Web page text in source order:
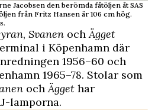
Jacobsen den berömda fåtöljen åt SAS
från Fritz Hansen är 106 cm hög.
, Svanen ochÄgget
i Köpenhamn där
1956–60 och
1965–78. Stolar som
ochÄgget har
lamporna.